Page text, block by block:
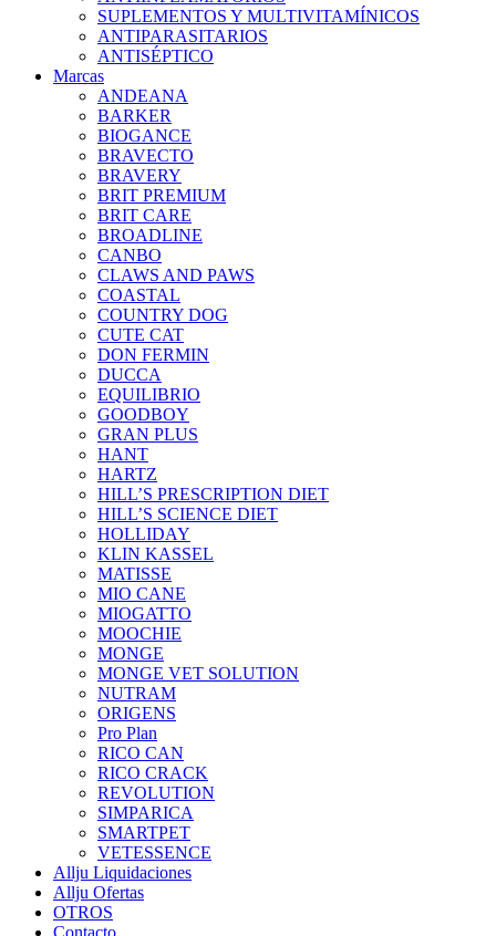
SUPLEMENTOS Y MULTIVITAMÍNICOS
ANTIPARASITARIOS
ANTISÉPTICO
Marcas
ANDEANA
BARKER
BIOGANCE
BRAVECTO
BRAVERY
BRIT PREMIUM
BRIT CARE
BROADLINE
CANBO
CLAWS AND PAWS
COASTAL
COUNTRY DOG
CUTE CAT
DON FERMIN
DUCCA
EQUILIBRIO
GOODBOY
GRAN PLUS
HANT
HARTZ
HILL’S PRESCRIPTION DIET
HILL’S SCIENCE DIET
HOLLIDAY
KLIN KASSEL
MATISSE
MIO CANE
MIOGATTO
MOOCHIE
MONGE
MONGE VET SOLUTION
NUTRAM
ORIGENS
Pro Plan
RICO CAN
RICO CRACK
REVOLUTION
SIMPARICA
SMARTPET
VETESSENCE
Allju Liquidaciones
Allju Ofertas
OTROS
Contacto